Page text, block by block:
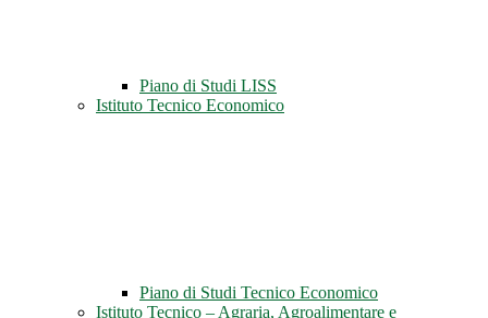
Piano di Studi LISS
Istituto Tecnico Economico
Piano di Studi Tecnico Economico
Istituto Tecnico – Agraria, Agroalimentare e